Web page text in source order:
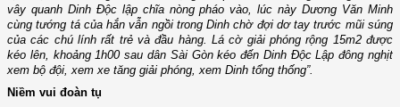
vây quanh Dinh Độc lập chĩa nòng pháo vào, lúc này Dương Văn Minh
cùng tướng tá của hắn vẫn ngồi trong Dinh chờ đợi dơ tay trước mũi súng
của các chú lính rất trẻ và đầu hàng. Lá cờ giải phóng rộng 15m2 được
kéo lên, khoảng 1h00 sau dân Sài Gòn kéo đến Dinh Độc Lập đông nghịt
xem bộ đội, xem xe tăng giải phóng, xem Dinh tổng thống”.
Niềm vui đoàn tụ